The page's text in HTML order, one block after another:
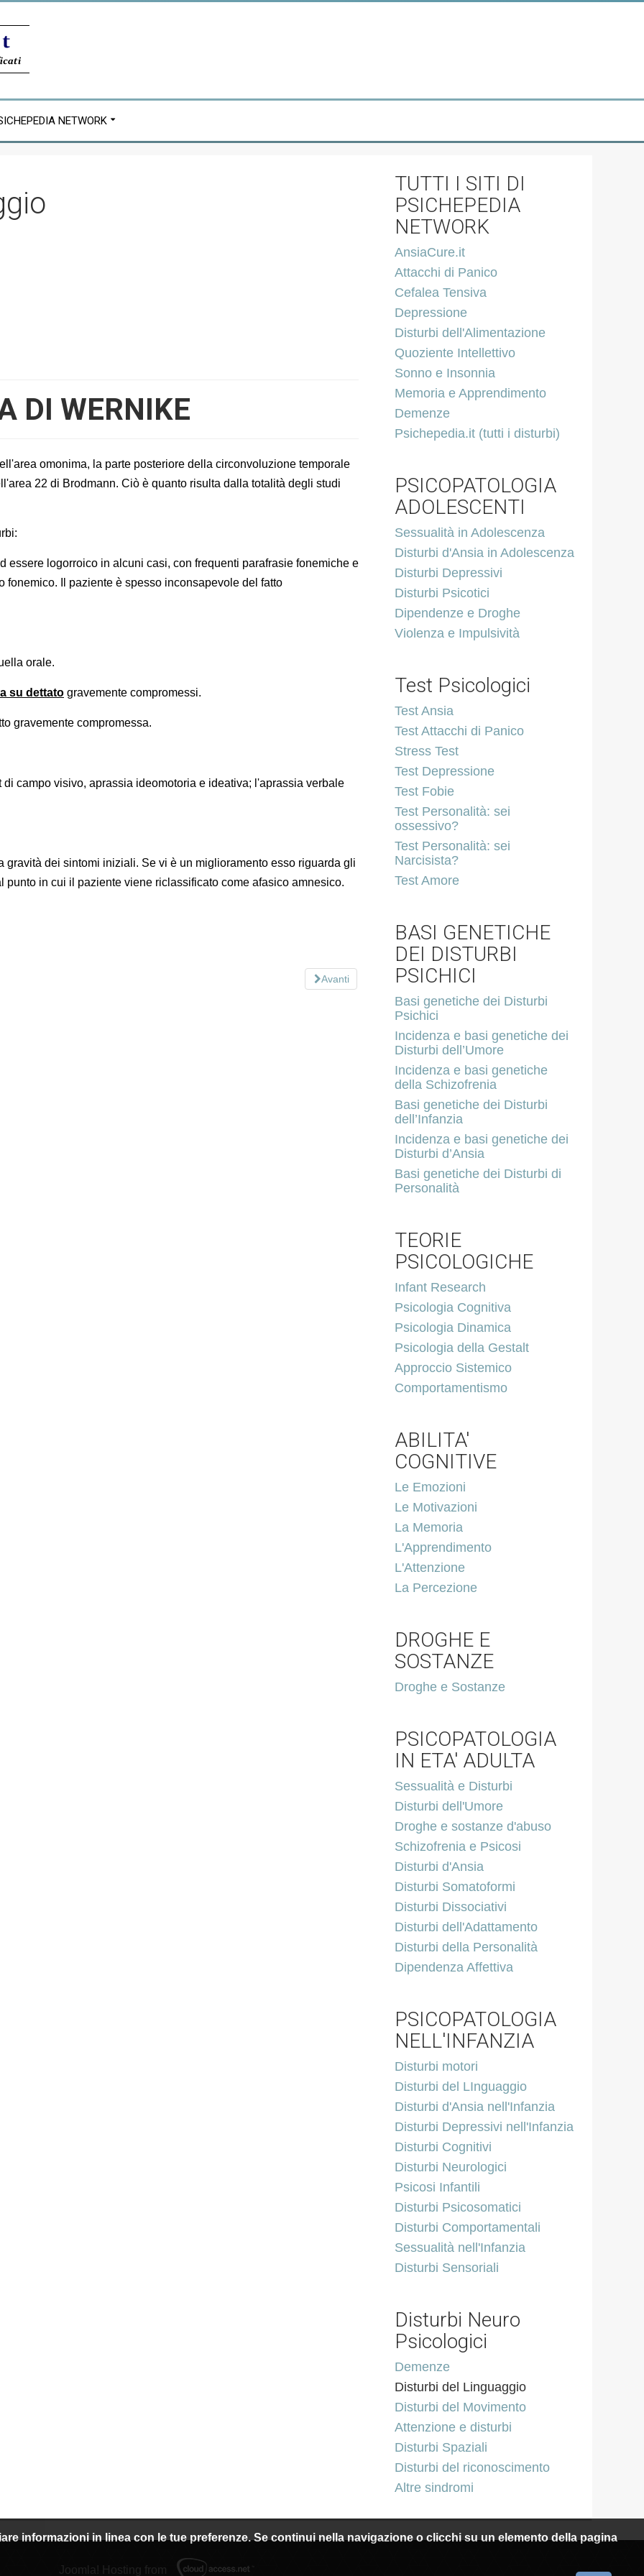
NETWORK
DI WERNIKE
omonima, la parte posteriore della circonvoluzione temporale
22 di Brodmann. Ciò è quanto risulta dalla totalità degli studi
essere logorroico in alcuni casi, con frequenti parafrasie fonemiche e
Il paziente è spesso inconsapevole del fatto
orale.
su dettato gravemente compromessi.
gravemente compromessa.
campo visivo, aprassia ideomotoria e ideativa; l'aprassia verbale
gravità dei sintomi iniziali. Se vi è un miglioramento esso riguarda gli
in cui il paziente viene riclassificato come afasico amnesico.
Avanti
TUTTI I SITI DI
PSICHEPEDIA
NETWORK
AnsiaCure.it
Attacchi di Panico
Cefalea Tensiva
Depressione
Disturbi dell'Alimentazione
Quoziente Intellettivo
Sonno e Insonnia
Memoria e Apprendimento
Demenze
Psichepedia.it (tutti i disturbi)
PSICOPATOLOGIA
ADOLESCENTI
Sessualità in Adolescenza
Disturbi d'Ansia in Adolescenza
Disturbi Depressivi
Disturbi Psicotici
Dipendenze e Droghe
Violenza e Impulsività
Test Psicologici
Test Ansia
Test Attacchi di Panico
Stress Test
Test Depressione
Test Fobie
Test Personalità: sei
ossessivo?
Test Personalità: sei
Narcisista?
Test Amore
BASI GENETICHE
DEI DISTURBI
PSICHICI
Basi genetiche dei Disturbi
Psichici
Incidenza e basi genetiche dei
Disturbi dell’Umore
Incidenza e basi genetiche
della Schizofrenia
Basi genetiche dei Disturbi
dell’Infanzia
Incidenza e basi genetiche dei
Disturbi d’Ansia
Basi genetiche dei Disturbi di
Personalità
TEORIE
PSICOLOGICHE
Infant Research
Psicologia Cognitiva
Psicologia Dinamica
Psicologia della Gestalt
Approccio Sistemico
Comportamentismo
ABILITA'
COGNITIVE
Le Emozioni
Le Motivazioni
La Memoria
L'Apprendimento
L'Attenzione
La Percezione
DROGHE E
SOSTANZE
Droghe e Sostanze
PSICOPATOLOGIA
IN ETA' ADULTA
Sessualità e Disturbi
Disturbi dell'Umore
Droghe e sostanze d'abuso
Schizofrenia e Psicosi
Disturbi d'Ansia
Disturbi Somatoformi
Disturbi Dissociativi
Disturbi dell'Adattamento
Disturbi della Personalità
Dipendenza Affettiva
PSICOPATOLOGIA
NELL'INFANZIA
Disturbi motori
Disturbi del LInguaggio
Disturbi d'Ansia nell'Infanzia
Disturbi Depressivi nell'Infanzia
Disturbi Cognitivi
Disturbi Neurologici
Psicosi Infantili
Disturbi Psicosomatici
Disturbi Comportamentali
Sessualità nell'Infanzia
Disturbi Sensoriali
Disturbi Neuro
Psicologici
Demenze
Disturbi del Linguaggio
Disturbi del Movimento
Attenzione e disturbi
Disturbi Spaziali
Disturbi del riconoscimento
Altre sindromi
Joomla! Hosting from
informazioni in linea con le tue preferenze. Se continui nella navigazione o clicchi su un elemento della pagina